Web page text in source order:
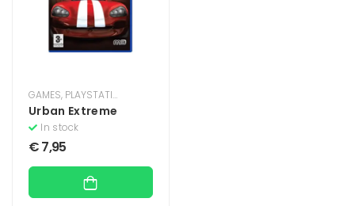
GAMES, PLAYSTATION
Urban Extreme
In stock
€7,95